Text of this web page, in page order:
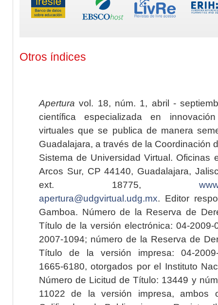
Otros índices
Apertura vol. 18, núm. 1, abril -
científica especializada en
virtuales que se publica de manera
Guadalajara, a través de la Coordinación
Sistema de Universidad Virtual. Oficinas
Arcos Sur, CP 44140, Guadalajara,
ext. 18775,
apertura@udgvirtual.udg.mx. Editor
Gamboa. Número de la Reserva de
Título de la versión electrónica: 04-2009-
2007-1094; número de la Reserva de
Título de la versión impresa: 04-2009-
1665-6180, otorgados por el Instituto
Número de Licitud de Título: 13449 y
11022 de la versión impresa, ambos